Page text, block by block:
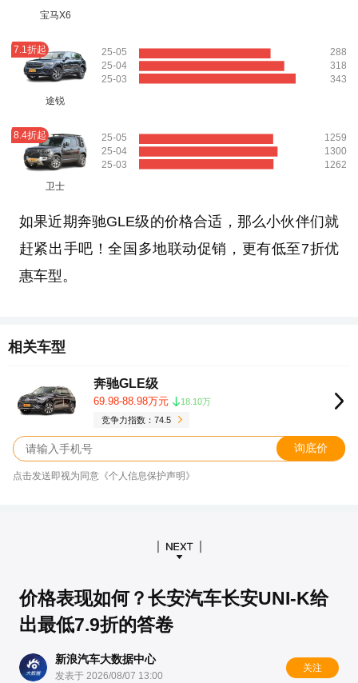
宝马X6
7.1折起
途锐
25-05
25-04
25-03
288
318
343
8.4折起
卫士
25-05
25-04
25-03
1259
1300
1262
如果近期奔驰GLE级的价格合适，那么小伙伴们就
赶紧出手吧！全国多地联动促销，更有低至7折优
惠车型。
相关车型
奔驰GLE级
69.98-88.98万元
18.10万
竞争力指数：74.5
询底价
点击发送即视为同意《个人信息保护声明》
价格表现如何？长安汽车长安UNI-K给
出最低7.9折的答卷
新浪汽车大数据中心
发表于 2026/08/07 13:00
关注